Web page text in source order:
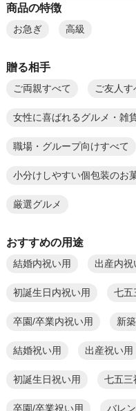
商品の特徴
お急ぎ 高級
贈る相手
ご両親すべて ご友人す
女性に喜ばれるグルメ・雑
職場・グループ向けすべて
小分けしやすい個包装のお
厳選グルメ
おすすめの用途
結婚内祝い用 出産内祝
初誕生日内祝い用 七五
卒園/卒業内祝い用 新
結婚祝い用 出産祝い用
初誕生日祝い用 七五三
卒園/卒業祝い用 バレ